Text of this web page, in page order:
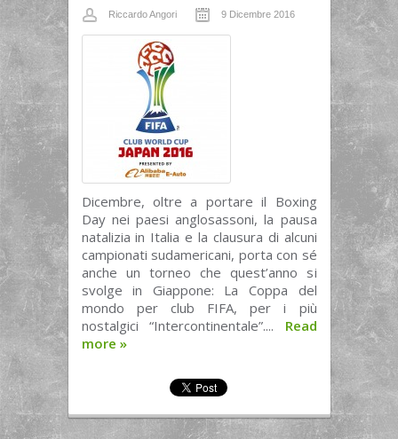
Riccardo Angori 9 Dicembre 2016
Dicembre, oltre a portare il Boxing
Day nei paesi anglosassoni, la pausa
natalizia in Italia e la clausura di alcuni
campionati sudamericani, porta con sé
anche un torneo che quest’anno si
svolge in Giappone: La Coppa del
mondo per club FIFA, per i più
nostalgici “Intercontinentale”.... Read
more »